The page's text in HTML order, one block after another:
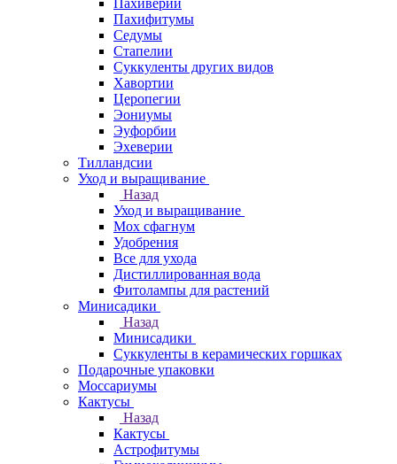
Пахиверии
Пахифитумы
Седумы
Стапелии
Суккуленты других видов
Хавортии
Церопегии
Эониумы
Эуфорбии
Эхеверии
Тилландсии
Уход и выращивание
Назад
Уход и выращивание
Мох сфагнум
Удобрения
Все для ухода
Дистиллированная вода
Фитолампы для растений
Минисадики
Назад
Минисадики
Суккуленты в керамических горшках
Подарочные упаковки
Моссариумы
Кактусы
Назад
Кактусы
Астрофитумы